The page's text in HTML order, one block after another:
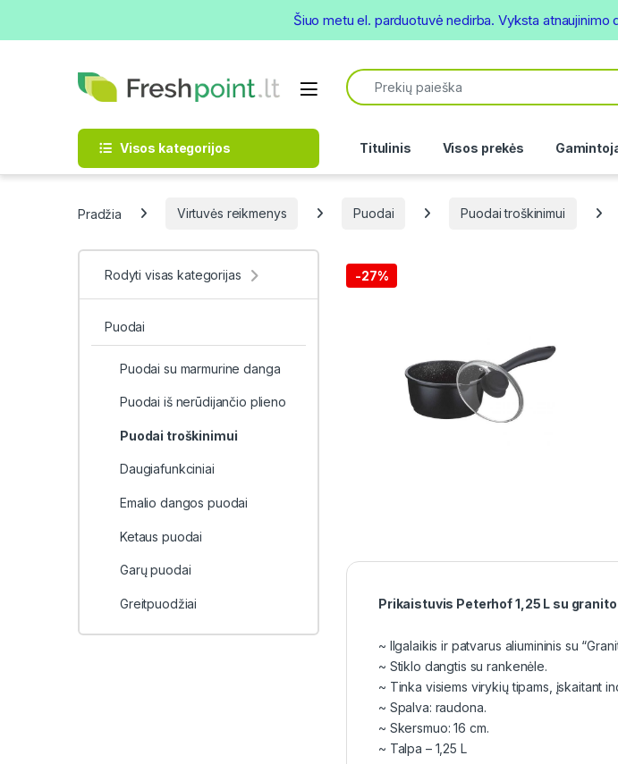
Open
Search for:
Visos kategorijos Titulinis Visos prekės
Pradžia Virtuvės reikmenys Puodai Puodai troškinimui
-27%
Prikaistuvis Peterhof 1,25 L su
~ Ilgalaikis ir patvarus aliumininis su
~ Stiklo dangtis su rankenėle.
~ Tinka visiems virykių tipams, įskaitant
~ Spalva: raudona.
~ Skersmuo: 16 cm.
~ Talpa – 1,25 L
Rodyti visas kategorijas
Puodai
Puodai su marmurine danga
Puodai iš nerūdijančio plieno
Puodai troškinimui
Daugiafunkciniai
Emalio dangos puodai
Ketaus puodai
Garų puodai
Greitpuodžiai
Šiuo metu el. parduotuvė nedirba. Vyksta